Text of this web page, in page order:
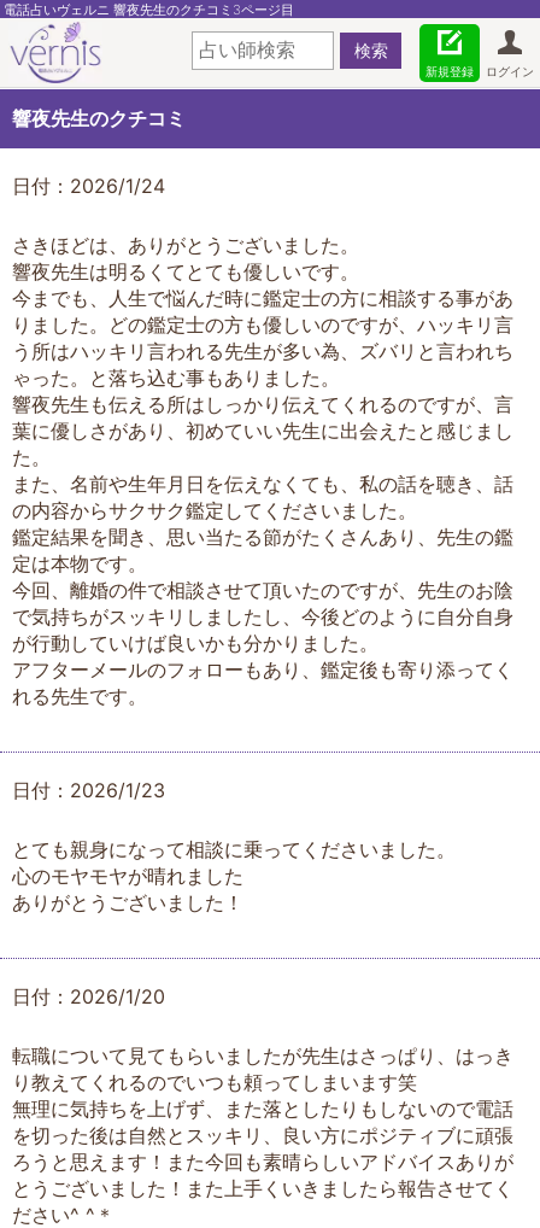
電話占いヴェルニ 響夜先生のクチコミ3ページ目
ログイン
新規登録
響夜先生のクチコミ
日付：2026/1/24
さきほどは、ありがとうございました。
響夜先生は明るくてとても優しいです。
今までも、人生で悩んだ時に鑑定士の方に相談する事があ
りました。どの鑑定士の方も優しいのですが、ハッキリ言
う所はハッキリ言われる先生が多い為、ズバリと言われち
ゃった。と落ち込む事もありました。
響夜先生も伝える所はしっかり伝えてくれるのですが、言
葉に優しさがあり、初めていい先生に出会えたと感じまし
た。
また、名前や生年月日を伝えなくても、私の話を聴き、話
の内容からサクサク鑑定してくださいました。
鑑定結果を聞き、思い当たる節がたくさんあり、先生の鑑
定は本物です。
今回、離婚の件で相談させて頂いたのですが、先生のお陰
で気持ちがスッキリしましたし、今後どのように自分自身
が行動していけば良いかも分かりました。
アフターメールのフォローもあり、鑑定後も寄り添ってく
れる先生です。
日付：2026/1/23
とても親身になって相談に乗ってくださいました。
心のモヤモヤが晴れました
ありがとうございました！
日付：2026/1/20
転職について見てもらいましたが先生はさっぱり、はっき
り教えてくれるのでいつも頼ってしまいます笑
無理に気持ちを上げず、また落としたりもしないので電話
を切った後は自然とスッキリ、良い方にポジティブに頑張
ろうと思えます！また今回も素晴らしいアドバイスありが
とうございました！また上手くいきましたら報告させてく
ださい^ ^＊